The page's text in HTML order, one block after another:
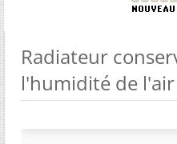
Radiateur
l'humidité de l'air